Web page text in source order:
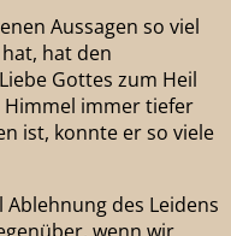
Aussagen so viel
hat den
Gottes zum Heil
Himmel immer tiefer
ist, konnte er so viele
des Leidens
wenn wir